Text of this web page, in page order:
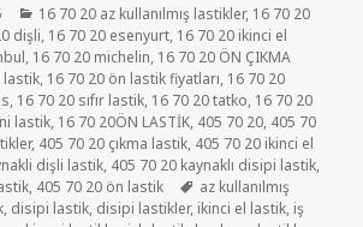
Kategoriler
16 70 20 az kullanılmış lastikler, 16 70 20
dişli, 16 70 20 esenyurt, 16 70 20 ikinci el
, 16 70 20 michelin, 16 70 20 ÖN ÇIKMA
lastik, 16 70 20 ön lastik fiyatları, 16 70 20
, 16 70 20 sıfır lastik, 16 70 20 tatko, 16 70 20
lastik, 16 70 20ÖN LASTİK, 405 70 20, 405 70
, 405 70 20 çıkma lastik, 405 70 20 ikinci el
dişli lastik, 405 70 20 kaynaklı disipi lastik,
, 405 70 20 ön lastik Etiketler
az kullanılmış
, disipi lastik, disipi lastikler, ikinci el lastik, iş